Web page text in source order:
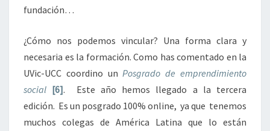
fundación…
¿Cómo nos podemos vincular? Una forma clara y
necesaria es la formación. Como has comentado en la
UVic-UCC coordino unPosgrado de emprendimiento
social [6]. Este año hemos llegado a la tercera
edición. Es un posgrado 100% online, ya que tenemos
muchos colegas de América Latina que lo están